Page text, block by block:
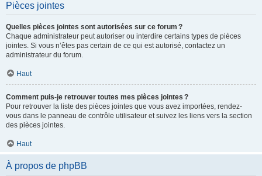
Pièces jointes
Quelles pièces jointes sont autorisées sur ce forum ?
Chaque administrateur peut autoriser ou interdire certains types de pièces
jointes. Si vous n’êtes pas certain de ce qui est autorisé, contactez un
administrateur du forum.
Haut
Comment puis-je retrouver toutes mes pièces jointes ?
Pour retrouver la liste des pièces jointes que vous avez importées, rendez-
vous dans le panneau de contrôle utilisateur et suivez les liens vers la section
des pièces jointes.
Haut
À propos de phpBB